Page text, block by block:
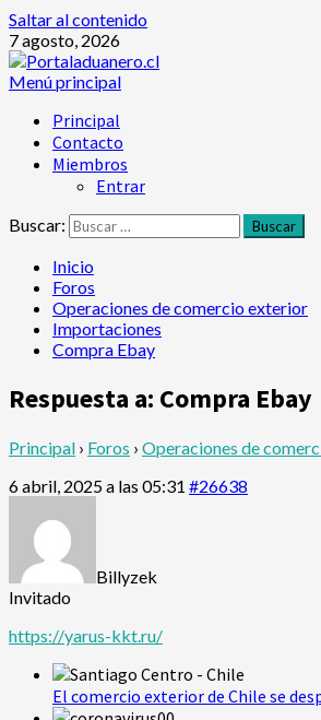
Saltar al contenido
7 agosto, 2026
Menú principal
Principal
Contacto
Miembros
Entrar
Buscar:
Inicio
Foros
Operaciones de comercio exterior
Importaciones
Compra Ebay
Respuesta a: Compra Ebay
Principal › Foros › Operaciones de
6 abril, 2025 a las 05:31 #26638
Billyzek
Invitado
https://yarus-kkt.ru/
El comercio exterior de Chile se